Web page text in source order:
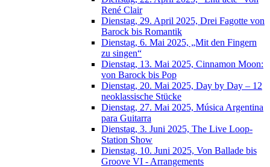
René Clair
Dienstag, 29. April 2025, Drei Fagotte von
Barock bis Romantik
Dienstag, 6. Mai 2025, „Mit den Fingern
zu singen“
Dienstag, 13. Mai 2025, Cinnamon Moon:
von Barock bis Pop
Dienstag, 20. Mai 2025, Day by Day – 12
neoklassische Stücke
Dienstag, 27. Mai 2025, Música Argentina
para Guitarra
Dienstag, 3. Juni 2025, The Live Loop-
Station Show
Dienstag, 10. Juni 2025, Von Ballade bis
Groove VI - Arrangements